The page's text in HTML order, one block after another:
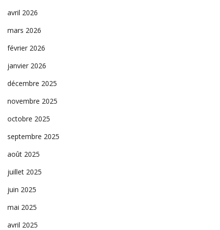
avril 2026
mars 2026
février 2026
janvier 2026
décembre 2025
novembre 2025
octobre 2025
septembre 2025
août 2025
juillet 2025
juin 2025
mai 2025
avril 2025